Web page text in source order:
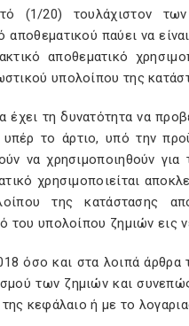
(1/20) τουλάχιστον
παύει να
αποθεματικό
υπολοίπου της
έχει τη δυνατότητα να
το άρτιο, υπό την
να χρησιμοποιηθούν
χρησιμοποιείται
της κατάστασης
του υπολοίπου ζημιών εις
όσο και στα λοιπά άρθρα
των ζημιών και
κεφάλαιο ή με το